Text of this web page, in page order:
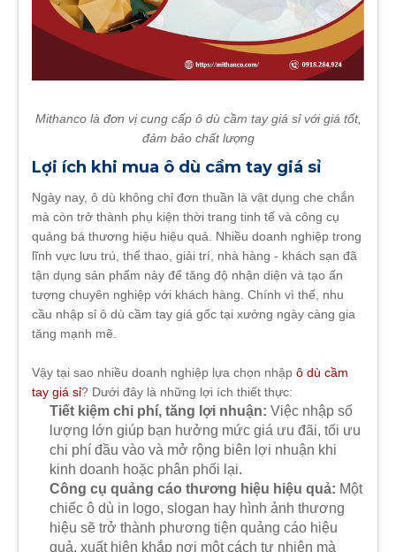
Mithanco là đơn vị cung cấp ô dù cầm tay giá sỉ với giá tốt,
đảm bảo chất lượng
Lợi ích khi mua ô dù cầm tay giá sỉ
Ngày nay, ô dù không chỉ đơn thuần là vật dụng che chắn
mà còn trở thành phụ kiện thời trang tinh tế và công cụ
quảng bá thương hiệu hiệu quả. Nhiều doanh nghiệp trong
lĩnh vực lưu trú, thể thao, giải trí, nhà hàng - khách sạn đã
tận dụng sản phẩm này để tăng độ nhận diện và tạo ấn
tượng chuyên nghiệp với khách hàng. Chính vì thế, nhu
cầu nhập sỉ ô dù cầm tay giá gốc tại xưởng ngày càng gia
tăng mạnh mẽ.
Vậy tại sao nhiều doanh nghiệp lựa chọn nhập ô dù cầm
tay giá sỉ? Dưới đây là những lợi ích thiết thực:
Tiết kiệm chi phí, tăng lợi nhuận: Việc nhập số
lượng lớn giúp bạn hưởng mức giá ưu đãi, tối ưu
chi phí đầu vào và mở rộng biên lợi nhuận khi
kinh doanh hoặc phân phối lại.
Công cụ quảng cáo thương hiệu hiệu quả: Một
chiếc ô dù in logo, slogan hay hình ảnh thương
hiệu sẽ trở thành phương tiện quảng cáo hiệu
quả, xuất hiện khắp nơi một cách tự nhiên mà